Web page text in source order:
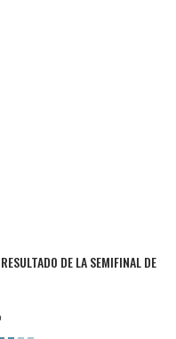
DE LA SEMIFINAL DE